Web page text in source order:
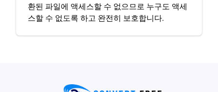
환된 파일에 액세스할 수 없으므로 누구도 액세
스할 수 없도록 하고 완전히 보호합니다.